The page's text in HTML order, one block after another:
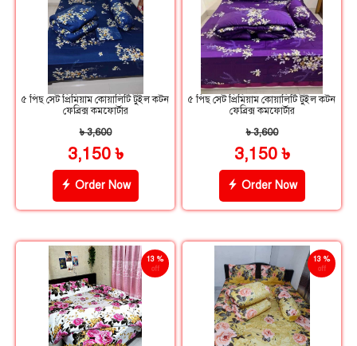
৫ পিছ সেট প্রিমিয়াম কোয়ালিটি টুইল কটন
ফেব্রিক্স কমফোর্টার
৳ 3,600
3,150 ৳
Order Now
৫ পিছ সেট প্রিমিয়াম কোয়ালিটি টুইল কটন
ফেব্রিক্স কমফোর্টার
৳ 3,600
3,150 ৳
Order Now
13 %
off
13 %
off